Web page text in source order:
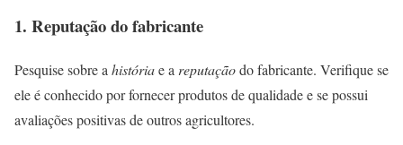
1. Reputação do fabricante
Pesquise sobre a históriae a reputaçãodo fabricante. Verifique se
ele é conhecido por fornecer produtos de qualidade e se possui
avaliações positivas de outros agricultores.